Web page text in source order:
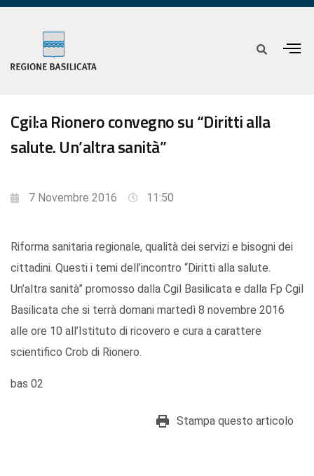
Cgil:a Rionero convegno su “Diritti alla
salute. Un’altra sanità”
7 Novembre 2016 11:50
Riforma sanitaria regionale, qualità dei servizi e bisogni dei
cittadini. Questi i temi dell’incontro “Diritti alla salute.
Un’altra sanità” promosso dalla Cgil Basilicata e dalla Fp Cgil
Basilicata che si terrà domani martedì 8 novembre 2016
alle ore 10 all’Istituto di ricovero e cura a carattere
scientifico Crob di Rionero.
bas 02
Stampa questo articolo